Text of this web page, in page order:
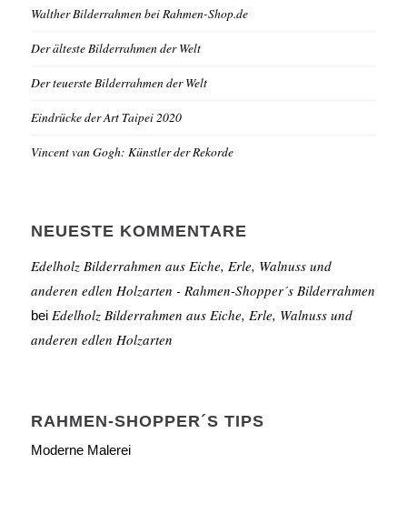
Walther Bilderrahmen bei Rahmen-Shop.de
Der älteste Bilderrahmen der Welt
Der teuerste Bilderrahmen der Welt
Eindrücke der Art Taipei 2020
Vincent van Gogh: Künstler der Rekorde
NEUESTE KOMMENTARE
Edelholz Bilderrahmen aus Eiche, Erle, Walnuss und
anderen edlen Holzarten - Rahmen-Shopper´s Bilderrahmen
bei Edelholz Bilderrahmen aus Eiche, Erle, Walnuss und
anderen edlen Holzarten
RAHMEN-SHOPPER´S TIPS
Moderne Malerei